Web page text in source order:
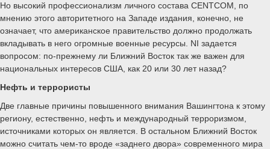
Но высокий профессионализм личного состава CENTCOM, по
мнению этого авторитетного на Западе издания, конечно, не
означает, что американское правительство должно продолжать
вкладывать в него огромные военные ресурсы. NI задается
вопросом: по-прежнему ли Ближний Восток так же важен для
национальных интересов США, как 20 или 30 лет назад?
Нефть и террористы
Две главные причины повышенного внимания Вашингтона к этому
региону, естественно, нефть и международный терроризмом,
источниками которых он является. В остальном Ближний Восток
можно считать чем-то вроде «заднего двора» современного мира